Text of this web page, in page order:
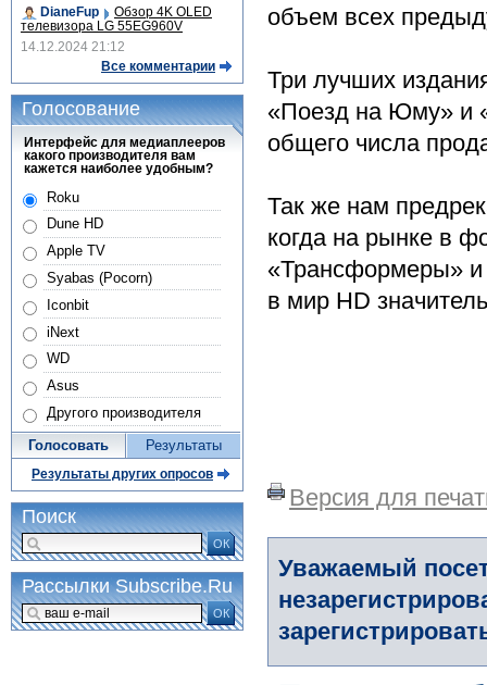
объем всех
Три лучших
«Поезд на Юму» и
общего числа
Так же нам
когда на рынке в
«Трансформеры» и
в мир HD
Версия для
Уважаемый
DianeFup
Обзор 4K OLED
телевизора LG 55EG960V
14.12.2024 21:12
Все комментарии
Голосование
Интерфейс для медиаплееров
какого производителя вам
кажется наиболее удобным?
Roku
Dune HD
Apple TV
Syabas (Pocorn)
Iconbit
iNext
WD
Asus
Другого производителя
Голосовать Результаты
Результаты других опросов
Поиск
ОК
Рассылки Subscribe.Ru
ОК